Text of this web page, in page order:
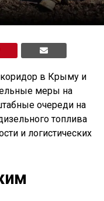
коридор в Крыму и
меры на
очереди на
топлива
и логистических